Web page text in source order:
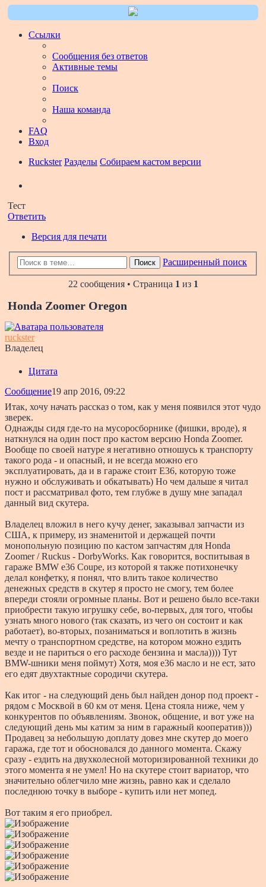
Ссылки
Сообщения без ответов
Активные темы
Поиск
Наша команда
FAQ
Вход
Ruckster Разделы Собираем кастом версии
Тест
Ответить
Версия для печати
Поиск Расширенный поиск
22 сообщения • Страница 1 из 1
Honda Zoomer Oregon
ruckster
Владелец
Цитата
Сообщение19 апр 2016, 09:22
Итак, хочу начать рассказ о том, как у меня появился этот чудо
зверек.
Однажды сидя где-то на мусоросборнике (фишки, вроде), я
наткнулся на один пост про кастом версию Honda Zoomer.
Вообще по своей натуре я негативно отношусь к транспорту
такого рода - и опасный, и не всегда можно его
эксплуатировать, да и в гараже стоит E36, которую тоже
нужно и обслуживать и обкатывать) Но чем дальше я читал
пост и рассматривал фото, тем глубже в душу мне западал
данный вид скутера.
Владелец вложил в него кучу денег, заказывал запчасти из
США, к примеру, из знаменитой и держащей почти
монопольную позицию по кастом запчастям для Honda
Zoomer / Ruckus - DorbyWorks. Как говорится, воспитывая в
гараже BMW e36 Coupe, из которой я также потихонечку
делал конфетку, я понял, что влить такое количество
денежных средств в скутер я просто не смогу, тем более
впереди стояли огромные планы. Вот и решено было все-таки
приобрести такую игрушку себе, во-первых, для того, чтобы
узнать много нового (так сказать, из чего он состоит и как
работает), во-вторых, позаниматься и воплотить в жизнь
мечту о транспортном средстве, на котором можно ездить
везде и не париться о его расходе бензина и масла)))) Тут
BMW-шники меня поймут) Хотя, моя e36 масло и не ест, зато
его едят двухтактные сородичи скутера.
Как итог - на следующий день был найден донор под проект -
рядом с Москвой в 60 км от меня. Цена стояла ниже, чем у
конкурентов по объявлениям. Звонок, общение, и вот уже на
следующий день мы катим за ним в гаражный кооператив)))
Продавец за небольшую доплату довез мне скутер до моего
гаража, где тот и обосновался до данного момента. Скажу
сразу - ездить на двухколесной моторизированной техники до
этого момента я не умел! Но на скутере стоит вариатор, что
значительно облегчило мне жизнь, равно как и сделало
последнюю точку в выборе - купить или нет мопед.
Вот таким я его приобрел.